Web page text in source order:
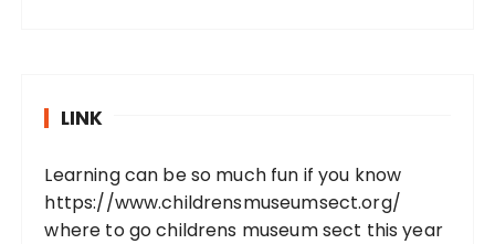
LINK
Learning can be so much fun if you know
https://www.childrensmuseumsect.org/
where to go childrens museum sect this year